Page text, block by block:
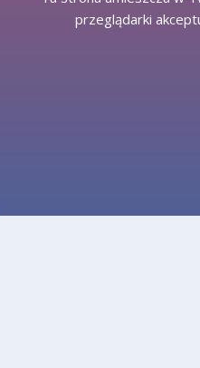
przeglądarki